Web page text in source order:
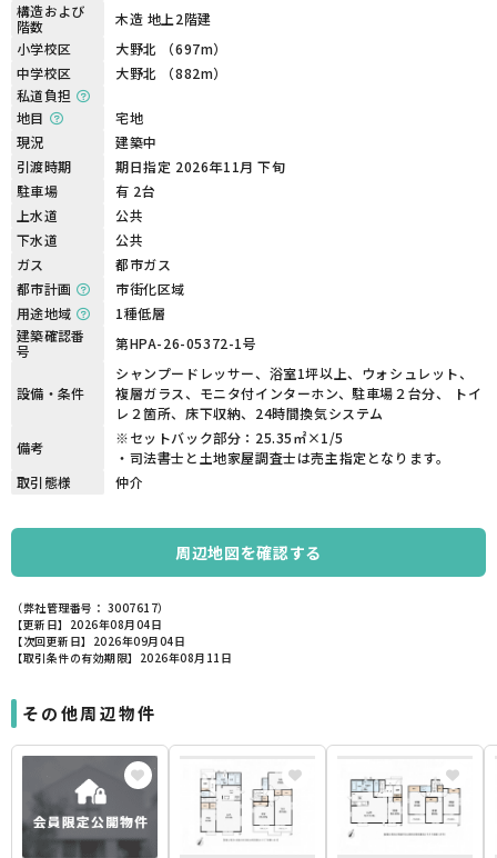
構造および
階数
木造 地上2階建
小学校区
大野北 （697m）
中学校区
大野北 （882m）
私道負担
地目
宅地
現況
建築中
引渡時期
期日指定 2026年11月 下旬
駐車場
有 2台
上水道
公共
下水道
公共
ガス
都市ガス
都市計画
市街化区域
用途地域
1種低層
建築確認番
号
第HPA-26-05372-1号
設備・条件
シャンプードレッサー、浴室1坪以上、ウォシュレット、
複層ガラス、モニタ付インターホン、駐車場２台分、 トイ
レ２箇所、床下収納、24時間換気システム
備考
※セットバック部分：25.35㎡×1/5
・司法書士と土地家屋調査士は売主指定となります。
取引態様
仲介
周辺地図を確認する
（弊社管理番号： 3007617）
【更新日】2026年08月04日
【次回更新日】2026年09月04日
【取引条件の有効期限】2026年08月11日
その他周辺物件